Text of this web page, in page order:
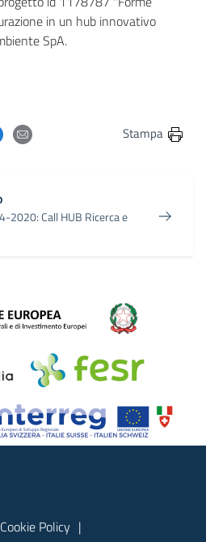
in un hub innovativo
SpA.
pagina su Facebook
questa pagina su Twitter
Condividi questa pagina su Linkedin
Condividi questa pagina via
Stampa
2020: Call HUB Ricerca e
Cookie Policy